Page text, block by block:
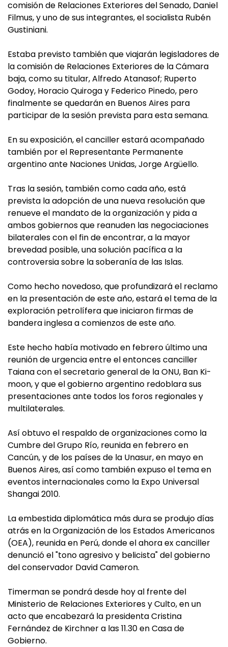
comisión de Relaciones Exteriores del Senado, Daniel
Filmus, y uno de sus integrantes, el socialista Rubén
Gustiniani.
Estaba previsto también que viajarán legisladores de
la comisión de Relaciones Exteriores de la Cámara
baja, como su titular, Alfredo Atanasof; Ruperto
Godoy, Horacio Quiroga y Federico Pinedo, pero
finalmente se quedarán en Buenos Aires para
participar de la sesión prevista para esta semana.
En su exposición, el canciller estará acompañado
también por el Representante Permanente
argentino ante Naciones Unidas, Jorge Argüello.
Tras la sesión, también como cada año, está
prevista la adopción de una nueva resolución que
renueve el mandato de la organización y pida a
ambos gobiernos que reanuden las negociaciones
bilaterales con el fin de encontrar, a la mayor
brevedad posible, una solución pacífica a la
controversia sobre la soberanía de las Islas.
Como hecho novedoso, que profundizará el reclamo
en la presentación de este año, estará el tema de la
exploración petrolífera que iniciaron firmas de
bandera inglesa a comienzos de este año.
Este hecho había motivado en febrero último una
reunión de urgencia entre el entonces canciller
Taiana con el secretario general de la ONU, Ban Ki-
moon, y que el gobierno argentino redoblara sus
presentaciones ante todos los foros regionales y
multilaterales.
Así obtuvo el respaldo de organizaciones como la
Cumbre del Grupo Río, reunida en febrero en
Cancún, y de los países de la Unasur, en mayo en
Buenos Aires, así como también expuso el tema en
eventos internacionales como la Expo Universal
Shangai 2010.
La embestida diplomática más dura se produjo días
atrás en la Organización de los Estados Americanos
(OEA), reunida en Perú, donde el ahora ex canciller
denunció el "tono agresivo y belicista" del gobierno
del conservador David Cameron.
Timerman se pondrá desde hoy al frente del
Ministerio de Relaciones Exteriores y Culto, en un
acto que encabezará la presidenta Cristina
Fernández de Kirchner a las 11.30 en Casa de
Gobierno.